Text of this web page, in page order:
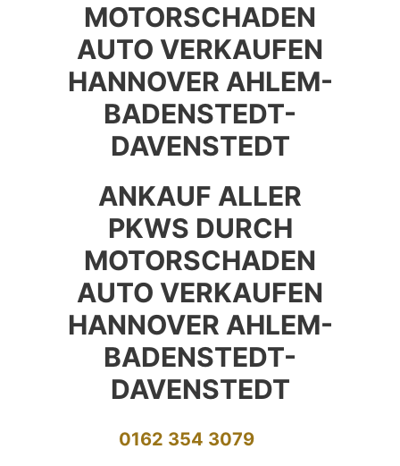
MOTORSCHADEN
AUTO VERKAUFEN
HANNOVER AHLEM-
BADENSTEDT-
DAVENSTEDT
ANKAUF ALLER
PKWS DURCH
MOTORSCHADEN
AUTO VERKAUFEN
HANNOVER AHLEM-
BADENSTEDT-
DAVENSTEDT
0162 354 3079